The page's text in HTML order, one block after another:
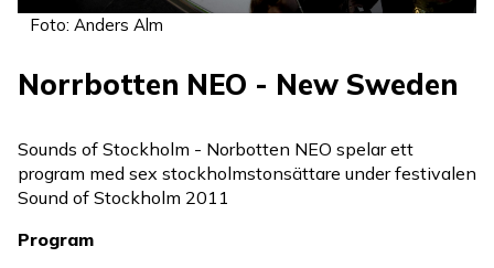
Foto: Anders Alm
Norrbotten NEO - New Sweden
Sounds of Stockholm - Norbotten NEO spelar ett
program med sex stockholmstonsättare under festivalen
Sound of Stockholm 2011
Program